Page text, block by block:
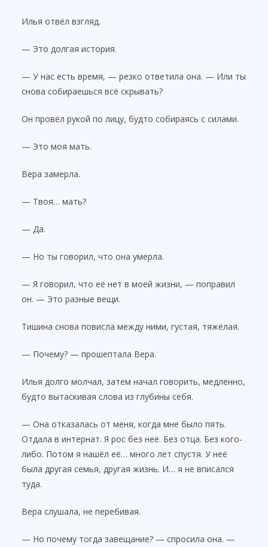
Илья отвёл взгляд.
— Это долгая история.
— У нас есть время, — резко ответила она. — Или ты
снова собираешься всё скрывать?
Он провёл рукой по лицу, будто собираясь с силами.
— Это моя мать.
Вера замерла.
— Твоя… мать?
— Да.
— Но ты говорил, что она умерла.
— Я говорил, что её нет в моей жизни, — поправил
он. — Это разные вещи.
Тишина снова повисла между ними, густая, тяжёлая.
— Почему? — прошептала Вера.
Илья долго молчал, затем начал говорить, медленно,
будто вытаскивая слова из глубины себя.
— Она отказалась от меня, когда мне было пять.
Отдала в интернат. Я рос без неё. Без отца. Без кого-
либо. Потом я нашёл её… много лет спустя. У неё
была другая семья, другая жизнь. И… я не вписался
туда.
Вера слушала, не перебивая.
— Но почему тогда завещание? — спросила она. —